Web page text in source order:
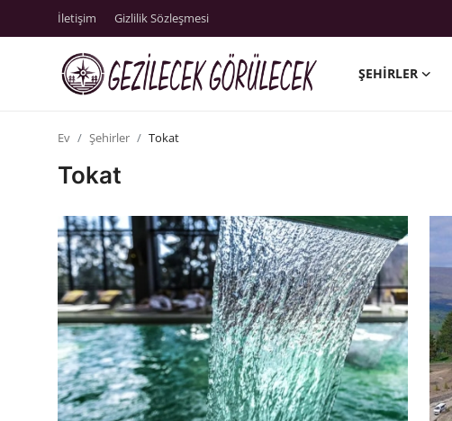
İletişim Gizlilik Sözleşmesi
ŞEHIRLER
Gezi Rehberleri
Gezilecek Yerler
Tarih & Mitoloji
Yeme İçme Rehberi
Kamp & Doğa
Ev Şehirler Tokat
Tokat